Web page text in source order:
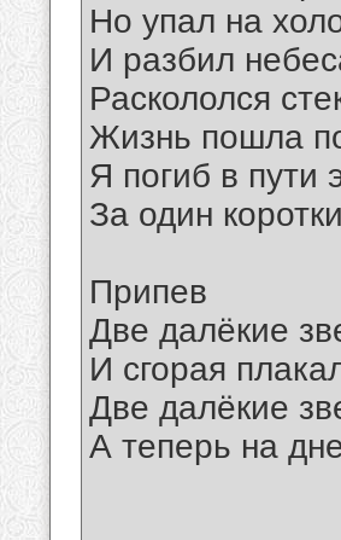
Но упал на
И разбил
Раскололся
Жизнь пошла
Я погиб в пути
За один
Припев
Две далёкие
И сгорая
Две далёкие
А теперь на